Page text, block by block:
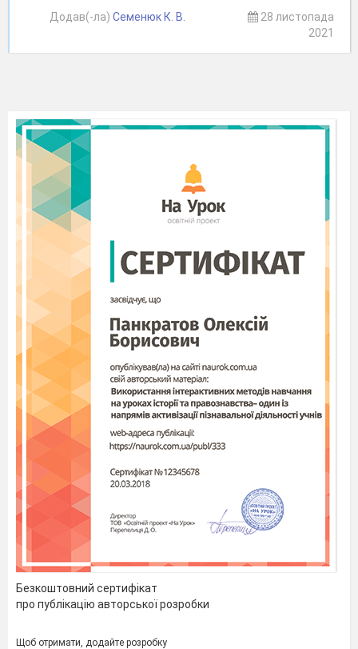
Додав(-ла) Семенюк К. В.
28 листопада
2021
Безкоштовний сертифікат
про публікацію авторської розробки
Щоб отримати, додайте розробку